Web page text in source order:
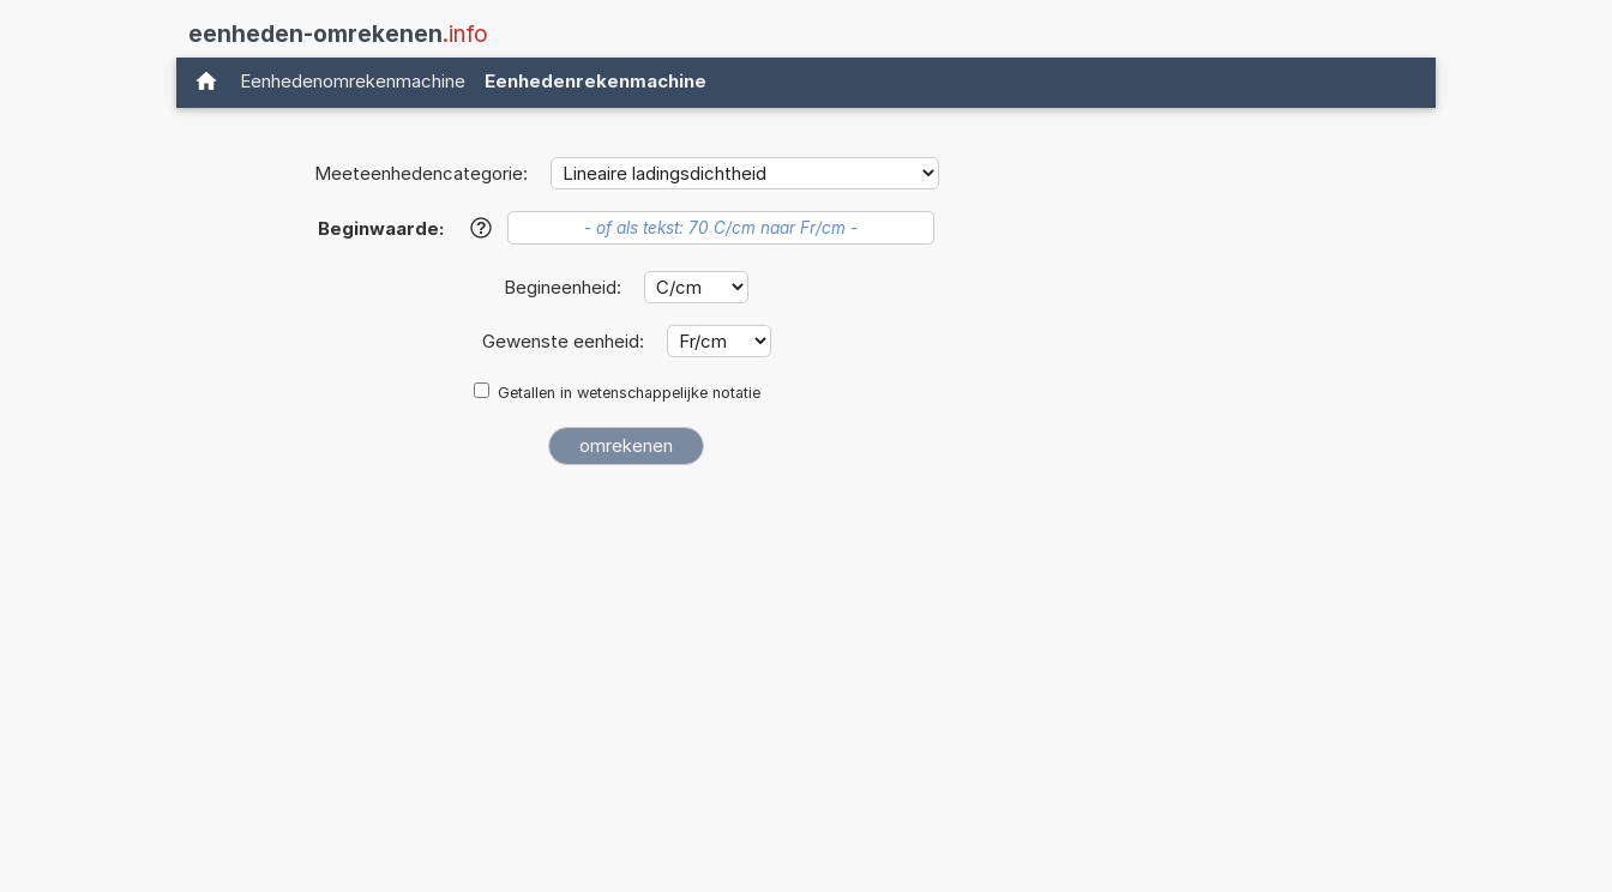
eenheden-omrekenen.info
Eenhedenomrekenmachine Eenhedenrekenmachine
Meeteenhedencategorie:
Beginwaarde: ?
Begineenheid:
Gewenste eenheid:
Getallen in wetenschappelijke notatie